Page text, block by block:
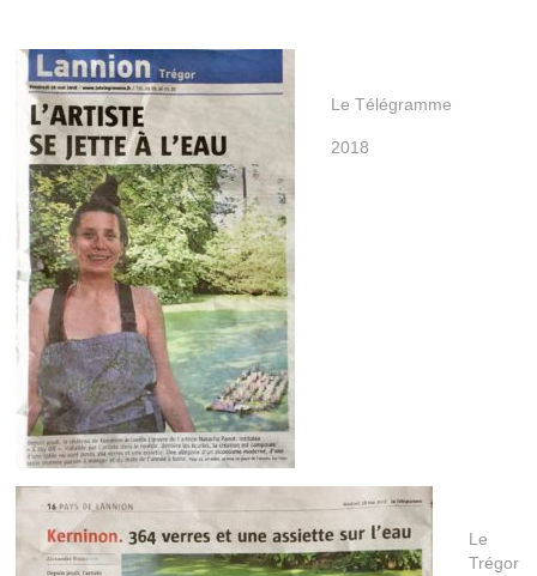
Le Télégramme
2018
Le
Trégor